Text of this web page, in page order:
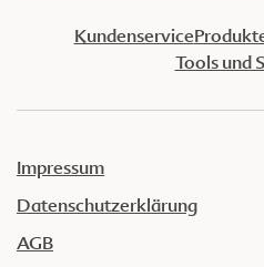
Kundenservice
Tools und
Impressum
Datenschutzerklärung
AGB